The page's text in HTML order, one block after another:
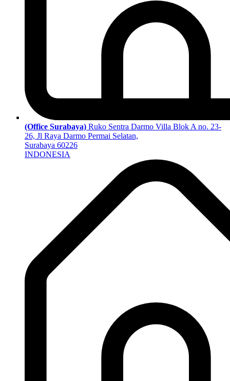
(Office Surabaya) Ruko Sentra Darmo Villa Blok A no. 23-
26, Jl Raya Darmo Permai Selatan,
Surabaya 60226
INDONESIA